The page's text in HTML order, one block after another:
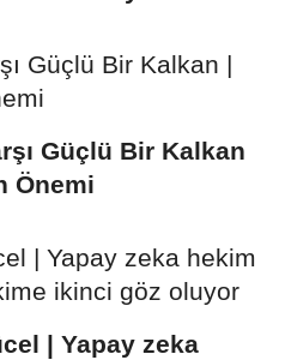
Güçlü Bir Kalkan
Önemi
| Yapay zeka